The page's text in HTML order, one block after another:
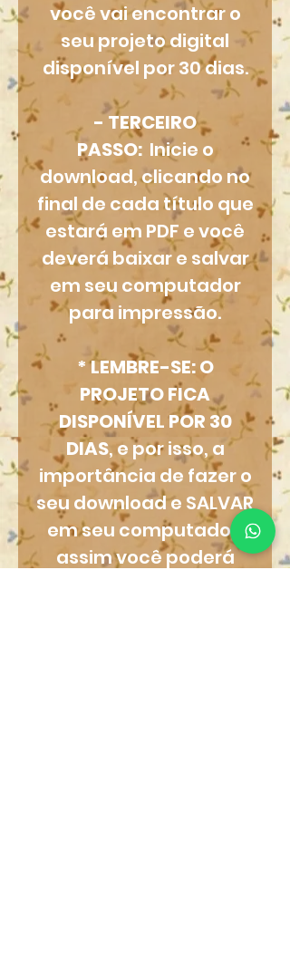
você vai encontrar o
seu projeto digital
disponível por 30 dias.
- TERCEIRO
PASSO:Inicie o
download, clicando no
final de cada título que
estará em PDF e você
deverá baixar e salvar
em seu computador
para impressão.
* LEMBRE-SE: O
PROJETO FICA
DISPONÍVEL POR 30
DIAS, e por isso, a
importância de fazer o
seu download e SALVAR
em seu computador,
assim você poderá